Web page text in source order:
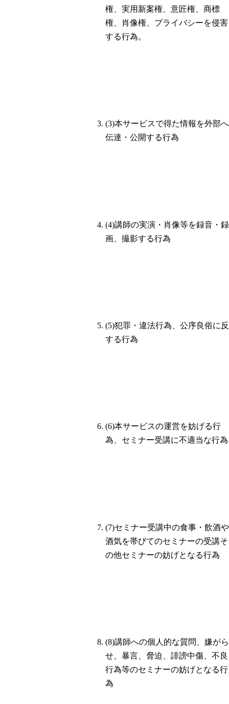
権、実用新案権、意匠権、商標
権、肖像権、プライバシーを侵害
する行為。
(3)本サービスで得た情報を外部へ
伝達・公開する行為
(4)講師の実演・肖像等を録音・録
画、撮影する行為
(5)犯罪・違法行為、公序良俗に反
する行為
(6)本サービスの運営を妨げる行
為、セミナー受講に不適当な行為
(7)セミナー受講中の食事・飲酒や
酒気を帯びてのセミナーの受講そ
の他セミナーの妨げとなる行為
(8)講師への個人的な質問、嫌がら
せ、暴言、脅迫、誹謗中傷、不良
行為等のセミナーの妨げとなる行
為